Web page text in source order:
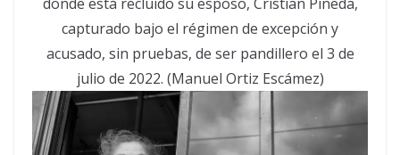
capturado bajo el régimen de excepción y
acusado, sin pruebas, de ser pandillero el 3 de
julio de 2022. (Manuel Ortiz Escámez)